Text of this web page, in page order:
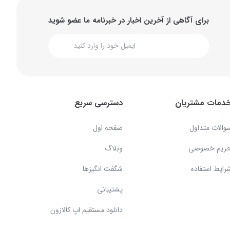
برای آگاهی از آخرین اخبار در خبرنامه ما عضو شوید
مشتریان
متداول
خصوصی
استفاده
دسترسی سریع
صفحه اول
وبلاگ
شگفت انگیزها
پشتیبانی
دانلود مستقیم اپ کالازون